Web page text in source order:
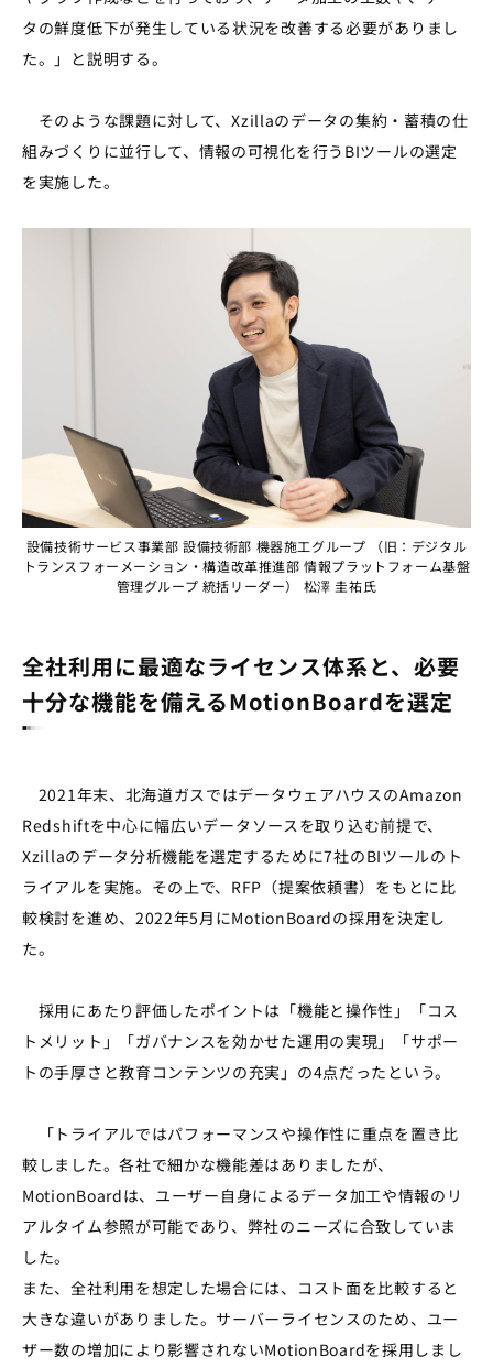
タの鮮度低下が発生している状況を改善する必要がありまし
た。」と説明する。
そのような課題に対して、Xzillaのデータの集約・蓄積の仕
組みづくりに並行して、情報の可視化を行う BIツールの選定
を実施した。
設備技術サービス事業部 設備技術部 機器施工グループ （旧：デジタル
トランスフォーメーション・構造改革推進部 情報プラットフォーム基盤
管理グループ 統括リーダー） 松澤 圭祐氏
全社利用に最適なライセンス体系と、必要
十分な機能を備えるMotionBoardを選定
2021年末、北海道ガスではデータウェアハウスのAmazon
Redshiftを中心に幅広いデータソースを取り込む前提で、
Xzillaのデータ分析機能を選定するために7社のBIツールのト
ライアルを実施。その上で、RFP（提案依頼書）をもとに比
較検討を進め、2022年5月にMotionBoardの採用を決定し
た。
採用にあたり評価したポイントは「機能と操作性」「コス
トメリット」「ガバナンスを効かせた運用の実現」「サポー
トの手厚さと教育コンテンツの充実」の4点だったという。
「トライアルではパフォーマンスや操作性に重点を置き比
較しました。各社で細かな機能差はありましたが、
MotionBoardは、ユーザー自身によるデータ加工や情報のリ
アルタイム参照が可能であり、弊社のニーズに合致していま
した。
また、全社利用を想定した場合には、コスト面を比較すると
大きな違いがありました。サーバーライセンスのため、ユー
ザー数の増加により影響されないMotionBoardを採用しまし